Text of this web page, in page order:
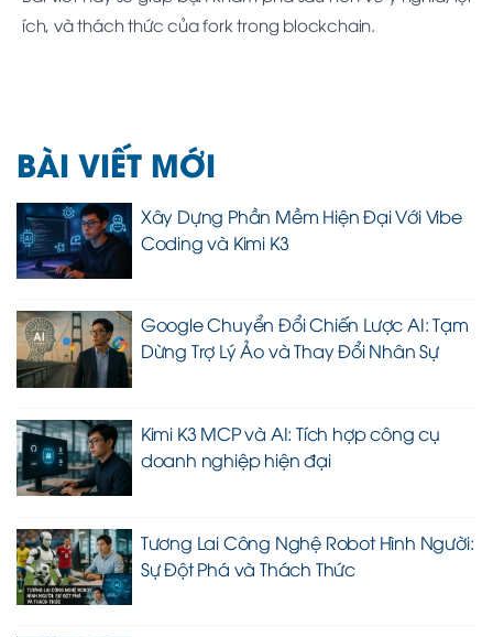
ích, và thách thức của fork trong blockchain.
BÀI VIẾT MỚI
Xây Dựng Phần Mềm Hiện Đại Với Vibe
Coding và Kimi K3
Google Chuyển Đổi Chiến Lược AI: Tạm
Dừng Trợ Lý Ảo và Thay Đổi Nhân Sự
Kimi K3 MCP và AI: Tích hợp công cụ
doanh nghiệp hiện đại
Tương Lai Công Nghệ Robot Hình Người:
Sự Đột Phá và Thách Thức